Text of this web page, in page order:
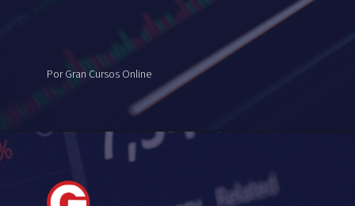
Por Gran Cursos Online